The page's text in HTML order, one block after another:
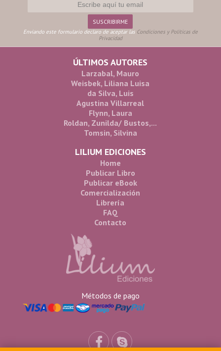
Enviando este formulario declaro de aceptar las Condiciones y Políticas de
Privacidad
ÚLTIMOS AUTORES
Larzabal, Mauro
Weisbek, Liliana Luisa
da Silva, Luis
Agustina Villarreal
Flynn, Laura
Roldan, Zunilda/ Bustos,...
Tomsin, Silvina
LILIUM EDICIONES
Home
Publicar Libro
Publicar eBook
Comercialización
Librería
FAQ
Contacto
Métodos de pago